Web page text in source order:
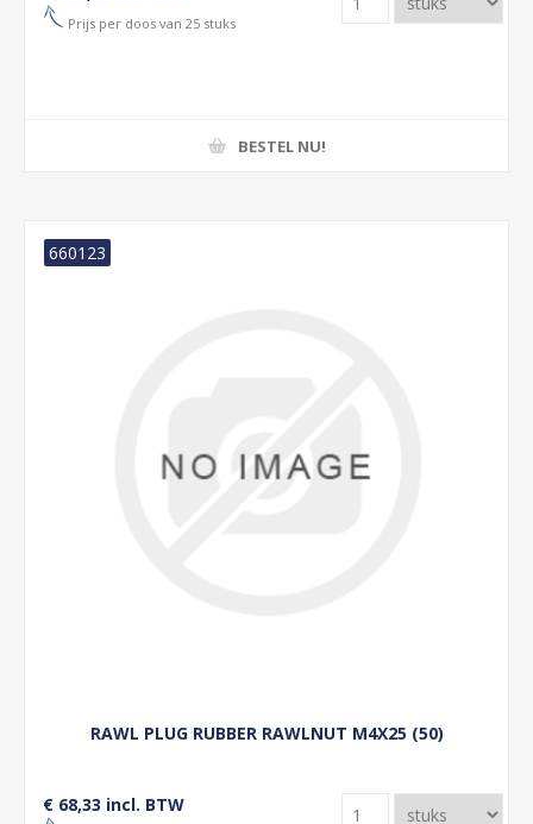
Prijs per doos van 25 stuks
BESTEL NU!
RAWL PLUG RUBBER RAWLNUT M4X25 (50)
660123
€ 68,33 incl. BTW